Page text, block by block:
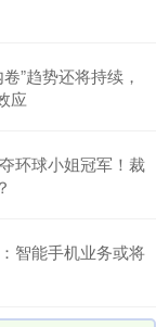
”趋势还将持续，
应
环球小姐冠军！裁
智能手机业务或将